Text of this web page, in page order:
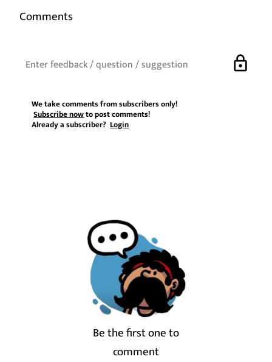
Comments
lock
We take comments from subscribers only!
Subscribe nowto post comments!
Already a subscriber?Login
Be the first one to
comment